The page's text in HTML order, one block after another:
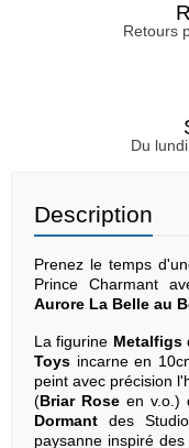
Retours
Du
Description
Prenez le temps
Prince Charmant
Aurore La Belle au
La figurine Metalfigs
Toys incarne en
peint avec précision
(Briar Rose en v.o.)
Dormant des
paysanne inspiré